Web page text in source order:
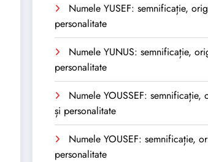
Numele YUSEF: semnificație,
personalitate
Numele YUNUS: semnificație,
personalitate
Numele YOUSSEF: semnificație,
și personalitate
Numele YOUSEF: semnificație,
personalitate